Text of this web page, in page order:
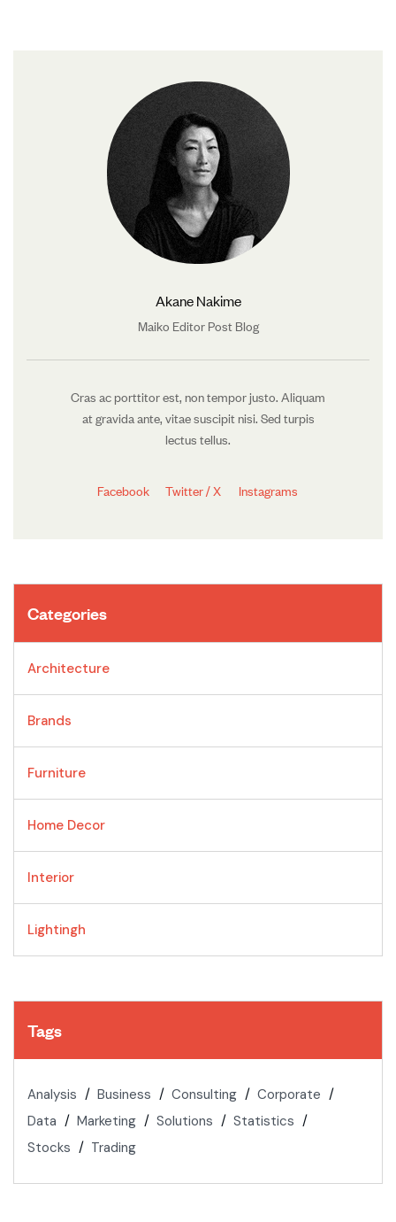
Akane Nakime
Maiko Editor Post Blog
Cras ac porttitor est, non tempor justo. Aliquam
at gravida ante, vitae suscipit nisi. Sed turpis
lectus tellus.
Facebook Twitter / X Instagrams
Categories
Architecture
Brands
Furniture
Home Decor
Interior
Lightingh
Tags
Analysis Business Consulting
Corporate
Data
Marketing Solutions
Statistics
Stocks
Trading